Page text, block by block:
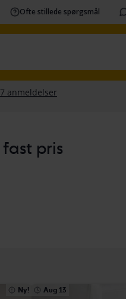
Ofte stillede spørgsmål
pris
Ny! Aug 13